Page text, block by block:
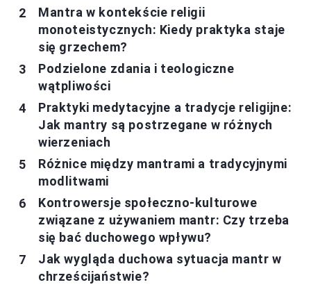
Mantra w kontekście religii
monoteistycznych: Kiedy praktyka staje
się grzechem?
Podzielone zdania i teologiczne
wątpliwości
Praktyki medytacyjne a tradycje religijne:
Jak mantry są postrzegane w różnych
wierzeniach
Różnice między mantrami a tradycyjnymi
modlitwami
Kontrowersje społeczno-kulturowe
związane z używaniem mantr: Czy trzeba
się bać duchowego wpływu?
Jak wygląda duchowa sytuacja mantr w
chrześcijaństwie?